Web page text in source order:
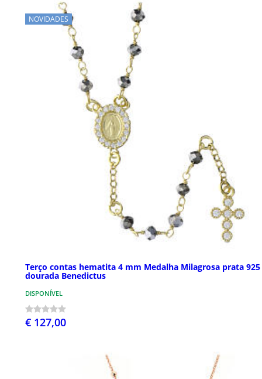
NOVIDADES
Terço contas hematita 4 mm Medalha Milagrosa prata 925
dourada Benedictus
DISPONÍVEL
€ 127,00